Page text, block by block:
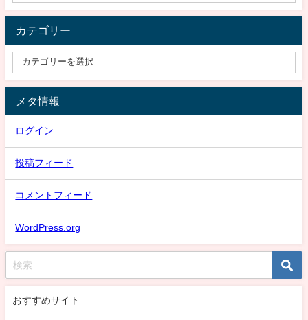
カテゴリー
メタ情報
ログイン
投稿フィード
コメントフィード
WordPress.org
おすすめサイト